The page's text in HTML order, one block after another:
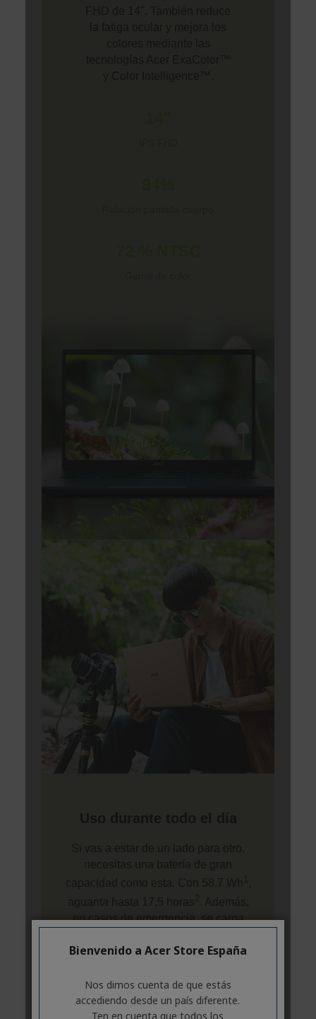
Bienvenido a Acer Store España
Nos dimos cuenta de que estás
accediendo desde un país diferente.
Ten en cuenta que todos los